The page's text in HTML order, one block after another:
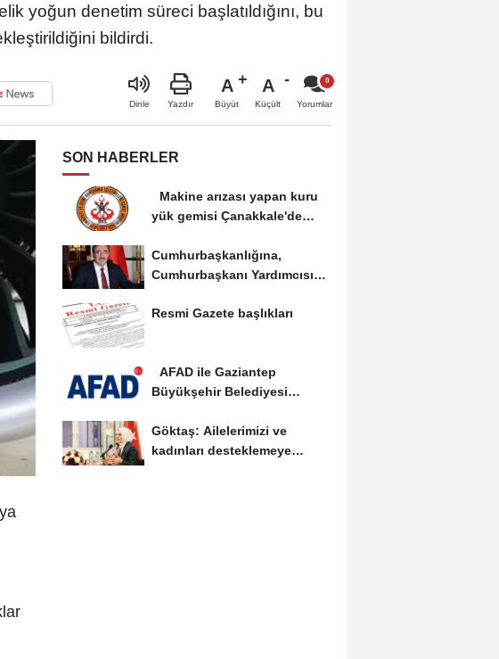
yoğun denetim süreci başlatıldığını, bu
bildirdi.
Dinle Yazdır
A
Büyüt
A
Küçült Yorumlar
SON HABERLER
Makine arızası yapan kuru
yük gemisi Çanakkale'de
Cumhurbaşkanlığına,
Cumhurbaşkanı Yardımcısı
Resmi Gazete başlıkları
AFAD ile Gaziantep
Büyükşehir Belediyesi
Göktaş: Ailelerimizi ve
kadınları desteklemeye